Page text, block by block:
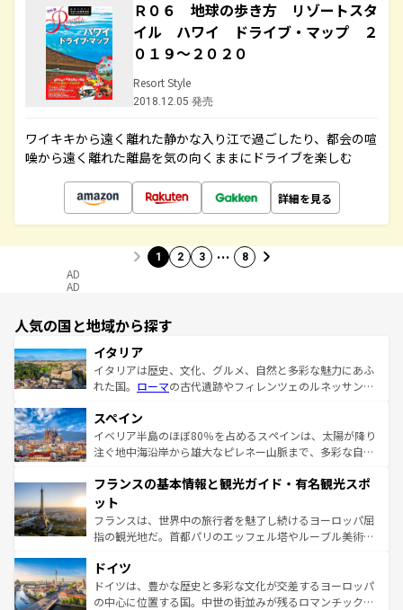
Ｒ０６ 地球の歩き方 リゾートスタ
イル ハワイ ドライブ・マップ ２
０１９～２０２０
Resort Style
2018.12.05 発売
ワイキキから遠く離れた静かな入り江で過ごしたり、都会の喧
噪から遠く離れた離島を気の向くままにドライブを楽しむ
詳細を見る
1 2 3 … 8
AD
AD
人気の国と地域から探す
イタリア
イタリアは歴史、文化、グルメ、自然と多彩な魅力にあふ
れた国。 ローマの古代遺跡やフィレンツェのルネッサンス
ろん、トスカーナの美しい田園風景やアマルフィ海岸の絶
景など、自然景観も見逃せない。観光の合間には、本場の
ピザやパスタなど、絶品のイタリア料理を堪能することも
ませてくれるイタリアで、忘れられない旅をしてみよう！
なお、新着のイタリア情報は
しい。
スペイン
イベリア半島のほぼ80％を占めるスペインは、太陽が降り
注ぐ地中海沿岸から雄大なピレネー山脈まで、多彩な自然
文化が根付くこの国では、情熱的なフラメンコ、熱気あふ
れる闘牛、そして美味しいタパスが生活の一部となってい
る。首都マドリードの洗練された雰囲気や、バルセロナの
アートに溢れた街角から、地方では古代ローマ遺跡や中世
せる。地方によって風土や気候が異なるスペインはその個
性で訪れる人を魅了する。 なお、新着のスペイン情報は コ
ンテンツ一覧を参照してほしい。
フランスの基本情報と観光ガイド・有名観光スポ
ット
フランスは、世界中の旅行者を魅了し続けるヨーロッパ屈
指の観光地だ。首都パリのエッフェル塔やルーブル美術館
で、幅広い魅力が詰まっている。華麗な宮殿、歴史的な大
聖堂、美しいビーチ、そして豊かな自然が、訪れる者を心
から魅了する。また、フランスは美食の国としても知ら
ドイツ
ドイツは、豊かな歴史と多彩な文化が交差するヨーロッパ
の中心に位置する国。中世の街並みが残るロマンチック街